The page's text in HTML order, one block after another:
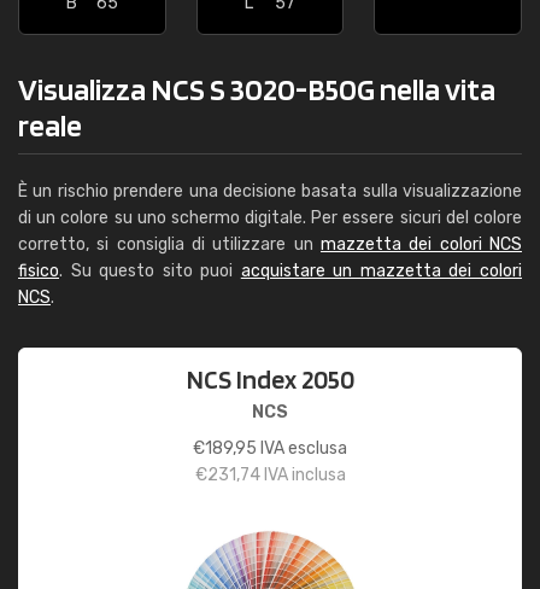
Visualizza NCS S 3020-B50G nella vita
reale
È un rischio prendere una decisione basata sulla visualizzazione
di un colore su uno schermo digitale. Per essere sicuri del colore
corretto, si consiglia di utilizzare un mazzetta dei colori NCS
fisico. Su questo sito puoi acquistare un mazzetta dei colori
NCS.
NCS Index 2050
NCS
€189,95 IVA esclusa
€231,74IVA inclusa